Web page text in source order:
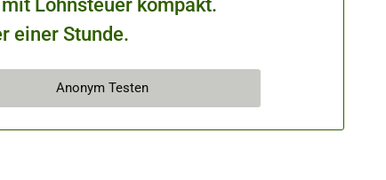
Lohnsteuer kompakt.
einer Stunde.
Anonym Testen